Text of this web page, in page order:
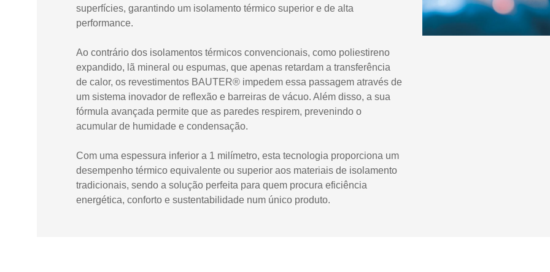
superfícies, garantindo um isolamento térmico superior e de alta
performance.
Ao contrário dos isolamentos térmicos convencionais, como poliestireno
expandido, lã mineral ou espumas, que apenas retardam a transferência
de calor, os revestimentos BAUTER® impedem essa passagem através de
um sistema inovador de reflexão e barreiras de vácuo. Além disso, a sua
fórmula avançada permite que as paredes respirem, prevenindo o
acumular de humidade e condensação.
Com uma espessura inferior a 1 milímetro, esta tecnologia proporciona um
desempenho térmico equivalente ou superior aos materiais de isolamento
tradicionais, sendo a solução perfeita para quem procura eficiência
energética, conforto e sustentabilidade num único produto.